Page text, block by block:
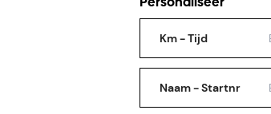
Km - Tijd
Naam - Startnr